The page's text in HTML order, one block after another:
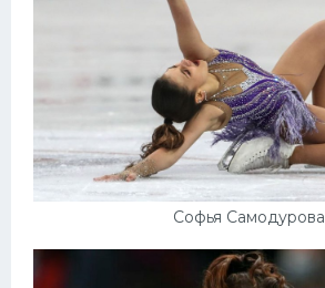
Софья Самодурова
Категории Фото
Еще картинки...
Футбол
Баскетбол
Велогонки